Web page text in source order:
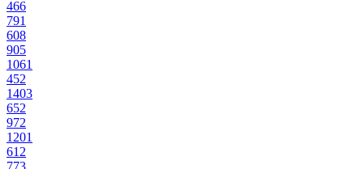
466
791
608
905
1061
452
1403
652
972
1201
61 2
773